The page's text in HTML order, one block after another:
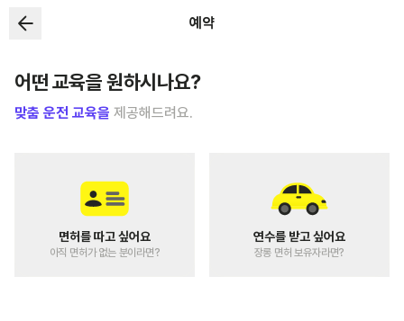
예약
어떤 교육을 원하시나요?
맞춤 운전 교육을 제공해드려요.
면허를 따고 싶어요
아직 면허가 없는 분이라면?
연수를 받고 싶어요
장롱 면허 보유자라면?